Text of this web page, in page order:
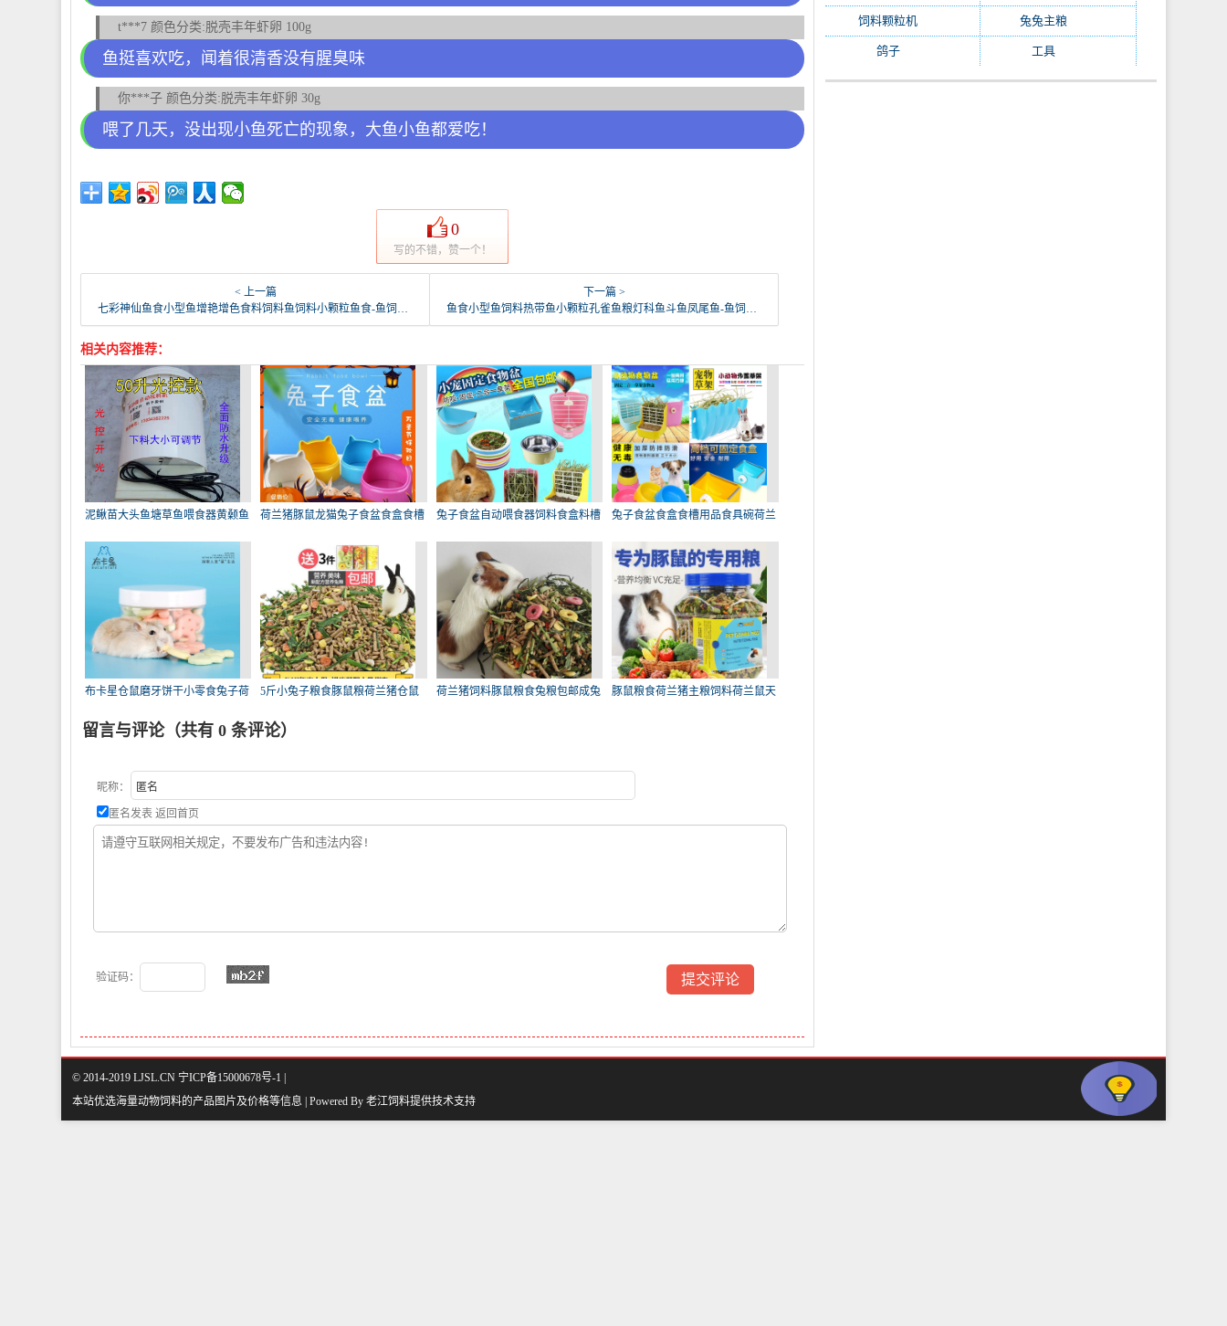
t***7 颜色分类:脱壳丰年虾卵 100g
鱼挺喜欢吃，闻着很清香没有腥臭味
你***子 颜色分类:脱壳丰年虾卵 30g
喂了几天，没出现小鱼死亡的现象，大鱼小鱼都爱吃！
0
写的不错，赞一个！
< 上一篇
七彩神仙鱼食小型鱼增艳增色食料饲料鱼饲料小颗粒鱼食-鱼饲料(乐享一宠旗舰店仅售25元)
下一篇 >
鱼食小型鱼饲料热带鱼小颗粒孔雀鱼粮灯科鱼斗鱼凤尾鱼-鱼饲料(大家洼旗舰店仅售6.9元)
相关内容推荐：
泥鳅苗大头鱼塘草鱼喂食器黄颡鱼
饲
荷兰猪豚鼠龙猫兔子食盆食盒食槽
兔子食盆自动喂食器饲料食盒料槽
龙
兔子食盆食盒食槽用品食具碗荷兰
布卡星仓鼠磨牙饼干小零食兔子荷
5斤小兔子粮食豚鼠粮荷兰猪仓鼠
荷兰猪饲料豚鼠粮食兔粮包邮成兔
豚鼠粮食荷兰猪主粮饲料荷兰鼠天
留言与评论（共有 0 条评论）
昵称：
匿名发表 返回首页
验证码：
饲料颗粒机 兔兔主粮
鸽子(108) 工具
© 2014-2019 LJSL.CN 宁ICP备15000678号-1 |
本站优选海量动物饲料的产品图片及价格等信息 | Powered By 老江饲料提供技术支持